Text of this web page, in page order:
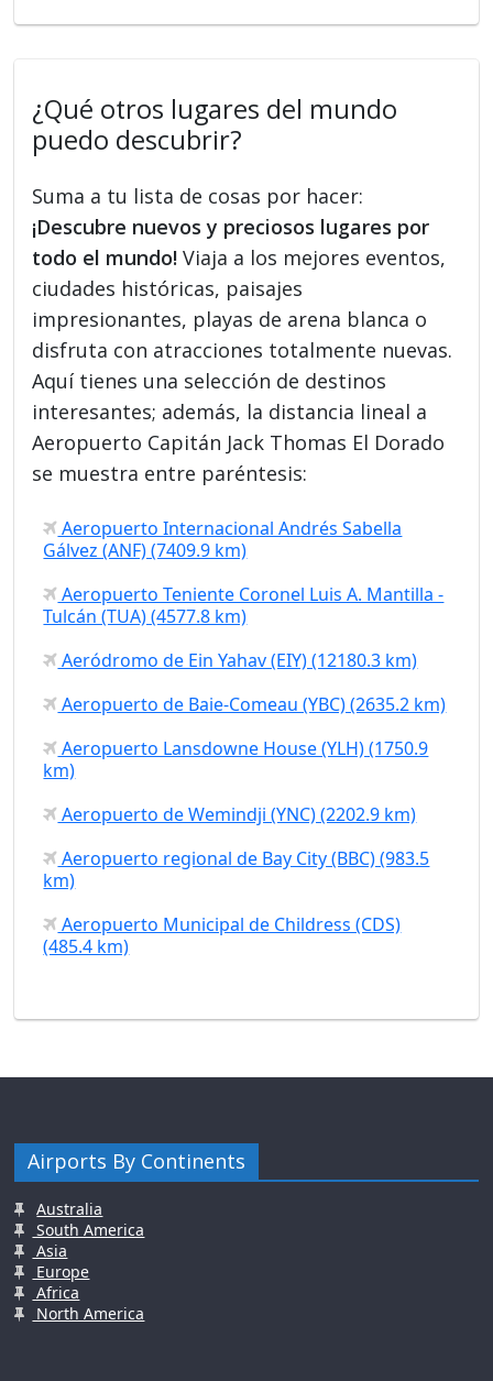
¿Qué otros lugares del mundo
puedo descubrir?
Suma a tu lista de cosas por hacer:
¡Descubre nuevos y preciosos lugares por
todo el mundo! Viaja a los mejores eventos,
ciudades históricas, paisajes
impresionantes, playas de arena blanca o
disfruta con atracciones totalmente nuevas.
Aquí tienes una selección de destinos
interesantes; además, la distancia lineal a
Aeropuerto Capitán Jack Thomas El Dorado
se muestra entre paréntesis:
Aeropuerto Internacional Andrés Sabella
Gálvez (ANF) (7409.9 km)
Aeropuerto Teniente Coronel Luis A. Mantilla -
Tulcán (TUA) (4577.8 km)
Aeródromo de Ein Yahav (EIY) (12180.3 km)
Aeropuerto de Baie-Comeau (YBC) (2635.2 km)
Aeropuerto Lansdowne House (YLH) (1750.9
km)
Aeropuerto de Wemindji (YNC) (2202.9 km)
Aeropuerto regional de Bay City (BBC) (983.5
km)
Aeropuerto Municipal de Childress (CDS)
(485.4 km)
Airports By Continents
Australia
South America
Asia
Europe
Africa
North America